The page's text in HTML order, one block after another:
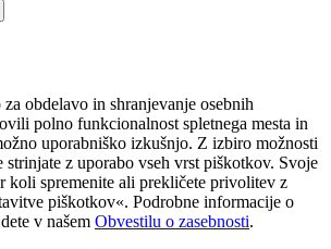
obdelavo in shranjevanje osebnih
polno funkcionalnost spletnega mesta in
uporabniško izkušnjo. Z izbiro možnosti
strinjate z uporabo vseh vrst piškotkov. Svoje
koli spremenite ali prekličete privolitev z
piškotkov«. Podrobne informacije o
v našem Obvestilu o zasebnosti.